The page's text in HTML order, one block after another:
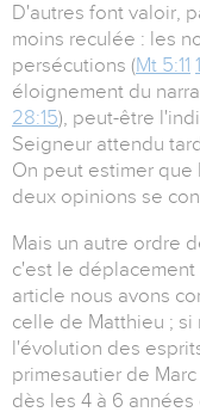
D'autres font valoir,
moins reculée : les
persécutions (Mt 5:11
éloignement du
28:15), peut-être
Seigneur attendu
On peut estimer
deux opinions se
Mais un autre ordre
c'est le
article nous avons
celle de Matthieu ;
l'évolution des
primesautier de
dès les 4 à 6